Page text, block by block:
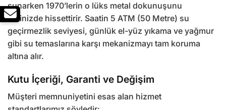
sunarken 1970’lerin o lüks metal dokunuşunu
teninizde hissettirir. Saatin 5 ATM (50 Metre) su
geçirmezlik seviyesi, günlük el-yüz yıkama ve yağmur
gibi su temaslarına karşı mekanizmayı tam koruma
altına alır.
Kutu İçeriği, Garanti ve Değişim
Müşteri memnuniyetini esas alan hizmet